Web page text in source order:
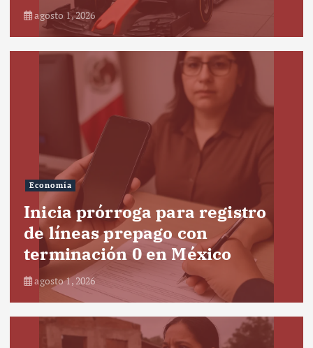
agosto 1, 2026
Economía
Inicia prórroga para registro
de líneas prepago con
terminación 0 en México
agosto 1, 2026